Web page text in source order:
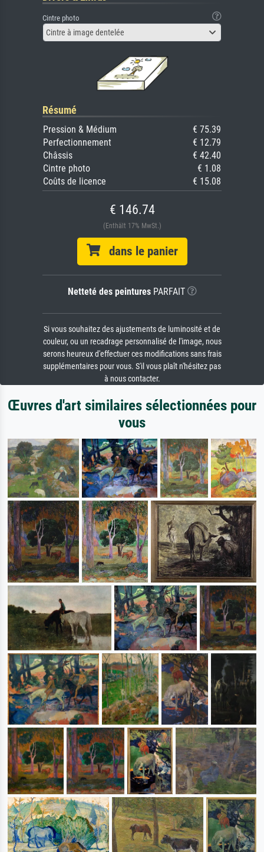
Cintre photo
Cintre à image dentelée
Résumé
Pression & Médium
€ 75.39
Perfectionnement
€ 12.79
Châssis
€ 42.40
Cintre photo
€ 1.08
Coûts de licence
€ 15.08
€ 146.74
(Enthält 17% MwSt.)
dans le panier
Netteté des peinturesPARFAIT
Si vous souhaitez des ajustements de luminosité et de
couleur, ou un recadrage personnalisé de l'image, nous
serons heureux d'effectuer ces modifications sans frais
supplémentaires pour vous. S'il vous plaît n'hésitez pas
à nous contacter.
Œuvres d'art similaires sélectionnées pour
vous